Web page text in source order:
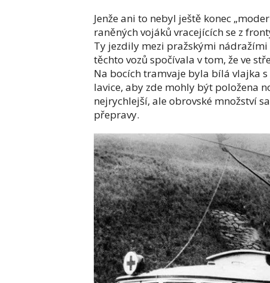
Jenže ani to nebyl ještě konec
raněných vojáků vracejících se z
Ty jezdily mezi pražskými
těchto vozů spočívala v tom, že ve
Na bocích tramvaje byla bílá vlajka
lavice, aby zde mohly být položena
nejrychlejší, ale obrovské množství
přepravy.